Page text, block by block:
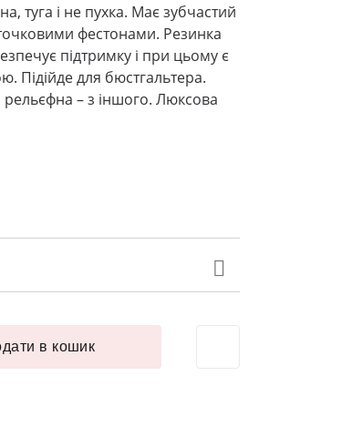
туга і не пухка. Має зубчастий
фестонами. Резинка
підтримку і при цьому є
Підійде для бюстгальтера.
рельєфна – з іншого. Люксова
L55 кількість
в кошик